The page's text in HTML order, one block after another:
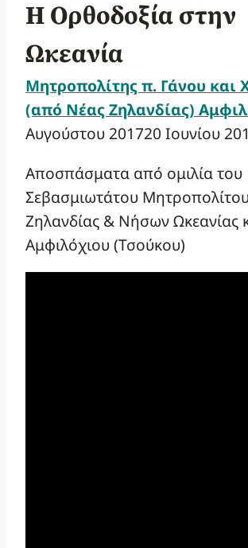
Η Ορθοδοξία στην
Ωκεανία
Μητροπολίτης π. Γάνου και
(από Νέας Ζηλανδίας)
Αυγούστου 201720 Ιουνίου
Αποσπάσματα από ομιλία του
Σεβασμιωτάτου
Ζηλανδίας & Νήσων Ωκεανίας
Αμφιλόχιου (Τσούκου)